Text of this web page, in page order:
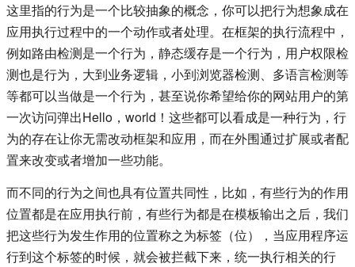
这里指的行为是一个比较抽象的概念，你可以把行为想象成在
应用执行过程中的一个动作或者处理。在框架的执行流程中，
例如路由检测是一个行为，静态缓存是一个行为，用户权限检
测也是行为，大到业务逻辑，小到浏览器检测、多语言检测等
等都可以当做是一个行为，甚至说你希望给你的网站用户的第
一次访问弹出Hello，world！这些都可以看成是一种行为，行
为的存在让你无需改动框架和应用，而在外围通过扩展或者配
置来改变或者增加一些功能。
而不同的行为之间也具有位置共同性，比如，有些行为的作用
位置都是在应用执行前，有些行为都是在模板输出之后，我们
把这些行为发生作用的位置称之为标签（位），当应用程序运
行到这个标签的时候，就会被拦截下来，统一执行相关的行